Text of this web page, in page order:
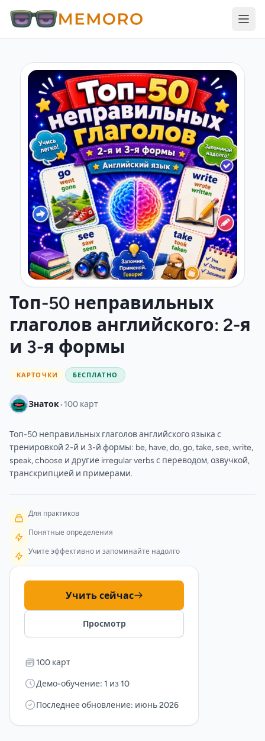
Топ-50 неправильных
глаголов английского: 2-я
и 3-я формы
КАРТОЧКИ БЕСПЛАТНО
Знаток•100 карт
Топ-50 неправильных глаголов английского языка с
тренировкой 2-й и 3-й формы: be, have, do, go, take, see, write,
speak, choose и другие irregular verbs с переводом, озвучкой,
транскрипцией и примерами.
Для практиков
Понятные определения
Учите эффективно и запоминайте надолго
Учить сейчас
Просмотр
100 карт
Демо-обучение: 1 из 10
Последнее обновление: июнь 2026